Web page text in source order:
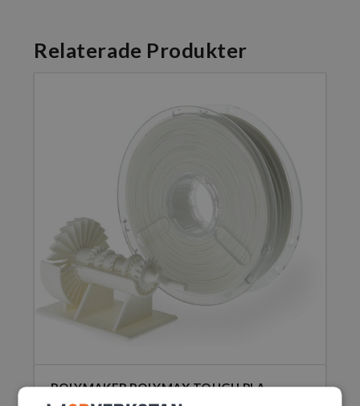
Relaterade Produkter
POLYMAKER POLYMAX TOUGH PLA